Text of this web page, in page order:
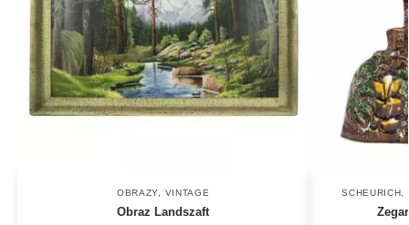
OBRAZY, VINTAGE
Obraz Landszaft
SCHEURICH,